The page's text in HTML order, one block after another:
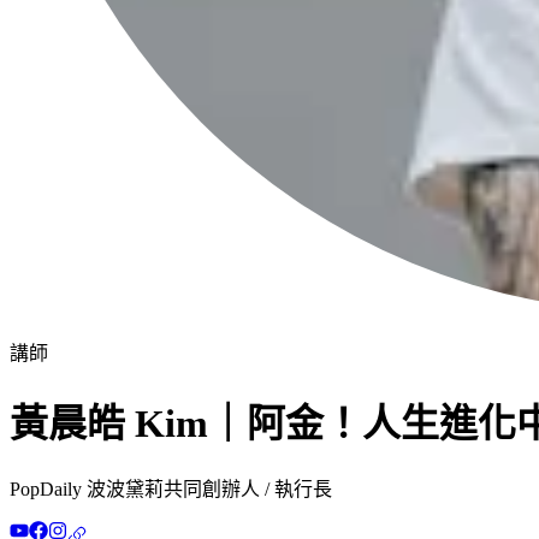
講師
黃晨皓 Kim｜阿金！人生進化
PopDaily 波波黛莉共同創辦人 / 執行長